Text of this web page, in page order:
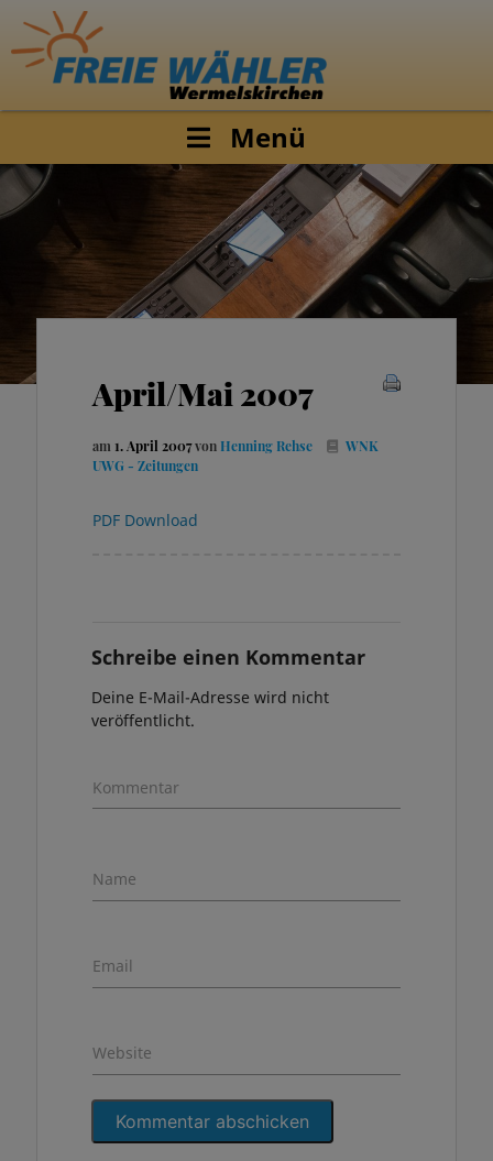
Menü
April/Mai 2007
am 1. April 2007von Henning Rehse
WNK
UWG - Zeitungen
PDF Download
Schreibe einen Kommentar
Deine E-Mail-Adresse wird nicht
veröffentlicht.
Kommentar
Name
Email
Website